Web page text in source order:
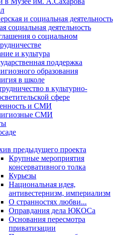
и социальная деятельность
социальная деятельность
о социальном
и культура
поддержка
образования
в школе
в культурно-
сфере
и СМИ
СМИ
предыдущего проекта
Крупные мероприятия
консервативного толка
Курьезы
Национальная идея,
антивестернизм, империализм
О странностях любви...
Оправдания дела ЮКОСа
Основания пересмотра
приватизации